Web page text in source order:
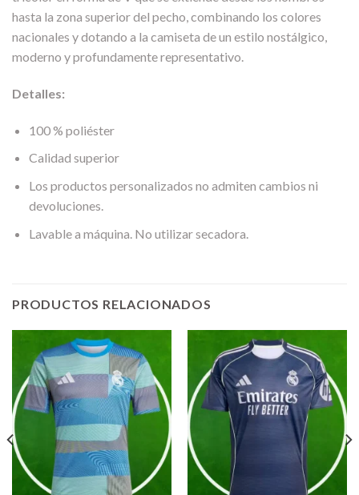
hasta la zona superior del pecho, combinando los colores
nacionales y dotando a la camiseta de un estilo nostálgico,
moderno y profundamente representativo.
Detalles:
100 % poliéster
Calidad superior
Los productos personalizados no admiten cambios ni
devoluciones.
Lavable a máquina. No utilizar secadora.
PRODUCTOS RELACIONADOS